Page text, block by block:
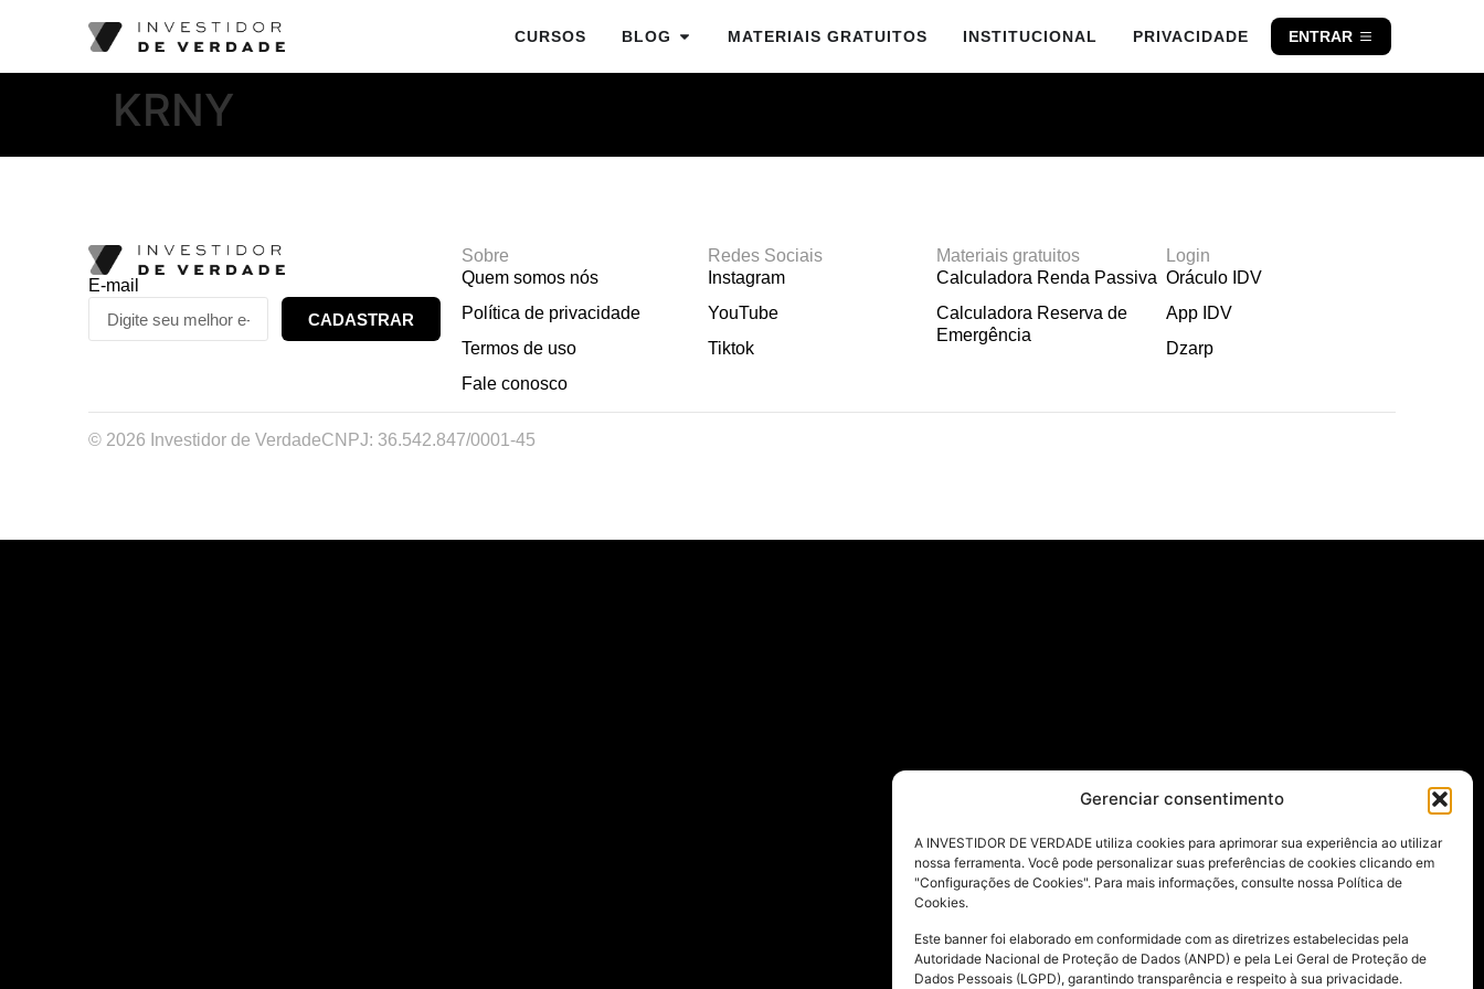
Gerenciar consentimento
A INVESTIDOR DE VERDADE utiliza cookies para aprimorar sua experiência ao utilizar
nossa ferramenta. Você pode personalizar suas preferências de cookies clicando em
"Configurações de Cookies". Para mais informações, consulte nossa Política de
Cookies.
Este banner foi elaborado em conformidade com as diretrizes estabelecidas pela
Autoridade Nacional de Proteção de Dados (ANPD) e pela Lei Geral de Proteção de
Dados Pessoais (LGPD), garantindo transparência e respeito à sua privacidade.
CURSOS BLOG MATERIAIS GRATUITOS INSTITUCIONAL PRIVACIDADE ENTRAR
KRNY
E-mail
CADASTRAR
Sobre
Quem somos nós
Política de privacidade
Termos de uso
Fale conosco
Redes Sociais
Instagram
YouTube
Tiktok
Materiais gratuitos
Calculadora Renda Passiva
Calculadora Reserva de
Emergência
Login
Oráculo IDV
App IDV
Dzarp
© 2026 Investidor de VerdadeCNPJ: 36.542.847/0001-45